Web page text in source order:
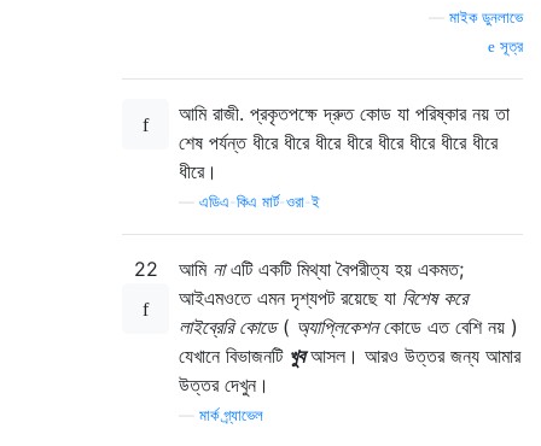
মাইক ডুনলাভে
সূত্র
আমি রাজী. প্রকৃতপক্ষে দ্রুত কোড যা পরিষ্কার নয় তা
শেষ পর্যন্ত ধীরে ধীরে ধীরে ধীরে ধীরে ধীরে ধীরে ধীরে
ধীরে।
এডিএ-কিএ মার্ট-ওরা-ই
22 আমি নাএটি একটি মিথ্যা বৈপরীত্য হয় একমত;
আইএমওতে এমন দৃশ্যপট রয়েছে যা বিশেষ করে
লাইব্রেরি কোডে( অ্যাপ্লিকেশনকোডে এত বেশি নয় )
যেখানে বিভাজনটি খুবআসল। আরও উত্তর জন্য আমার
উত্তর দেখুন।
মার্ক গ্র্যাভেল